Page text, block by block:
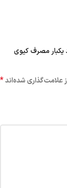
یکبار مصرف کیوی
شده‌اند*